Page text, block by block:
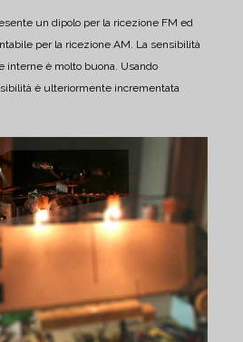
un dipolo per la ricezione FM ed
per la ricezione AM. La sensibilità
interne è molto buona. Usando
è ulteriormente incrementata